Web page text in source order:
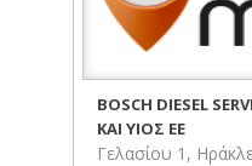
BOSCH DIESEL
ΚΑΙ ΥΙΟΣ ΕΕ
Γελασίου 1,